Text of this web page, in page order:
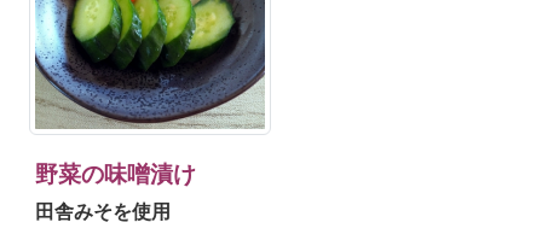
野菜の味噌漬け
田舎みそを使用